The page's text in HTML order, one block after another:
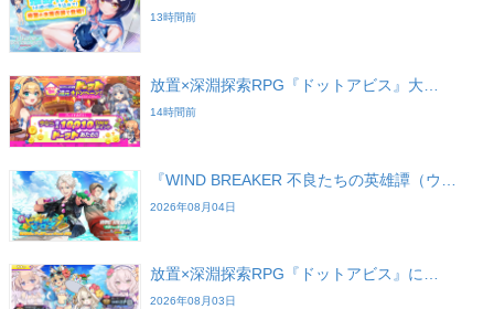
13時間前
放置×深淵探索RPG『ドットアビス』大…
14時間前
『WIND BREAKER 不良たちの英雄譚（ウ…
2026年08月04日
放置×深淵探索RPG『ドットアビス』に…
2026年08月03日